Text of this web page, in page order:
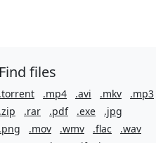
Find files
.torrent .mp4 .avi .mkv
.mp3
.zip
.rar .pdf .exe
.jpg
.png
.mov .wmv .flac
.wav